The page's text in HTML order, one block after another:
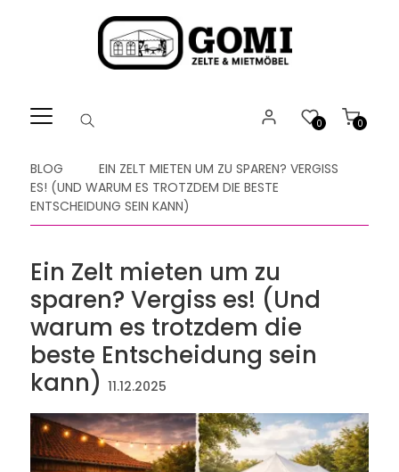
Barrierefreiheitsmenü
direkt
Inhalt
springen.
0
0
BLOG
EIN ZELT MIETEN UM ZU SPAREN? VERGISS
ES! (UND WARUM ES TROTZDEM DIE BESTE
ENTSCHEIDUNG SEIN KANN)
Ein Zelt mieten um zu
sparen? Vergiss es! (Und
warum es trotzdem die
beste Entscheidung sein
kann) 11.12.2025